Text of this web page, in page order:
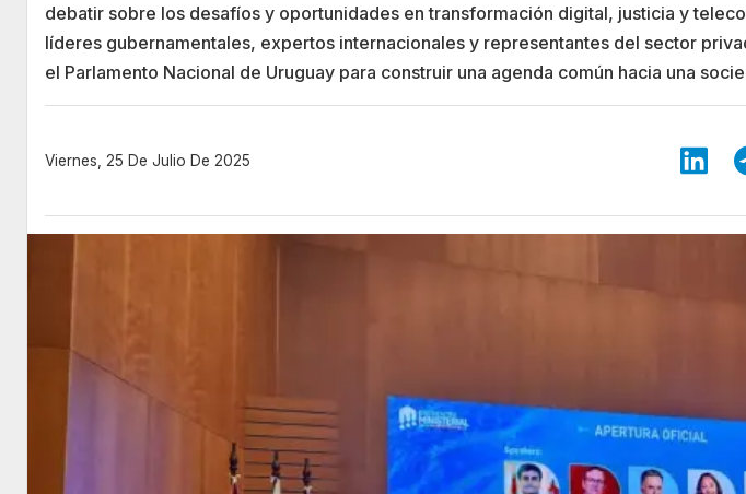
debatir sobre los desafíos y oportunidades en transformación digital, justicia y
líderes gubernamentales, expertos internacionales y representantes del sector
el Parlamento Nacional de Uruguay para construir una agenda común hacia una
Viernes, 25 De Julio De 2025